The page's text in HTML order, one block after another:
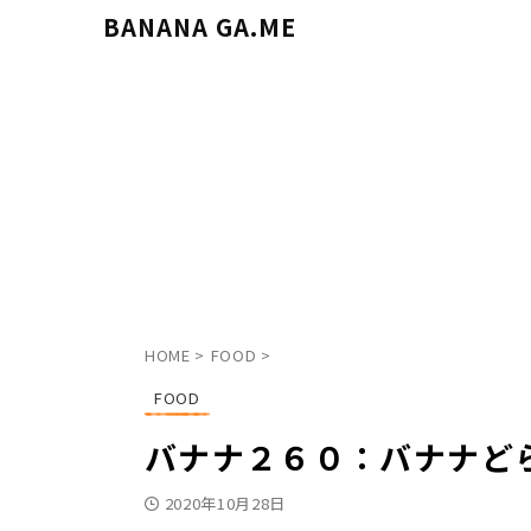
BANANA GA.ME
HOME > FOOD >
FOOD
バナナ２６０：バナナど
2020年10月28日